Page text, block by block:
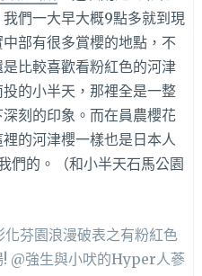
們一大早大概9點多就到現
部有很多賞櫻的地點，不
比較喜歡看粉紅色的河津
的小半天，那裡全是一整
刻的印象。而在員農櫻花
的河津櫻一樣也是日本人
們的。（和小半天石馬公園